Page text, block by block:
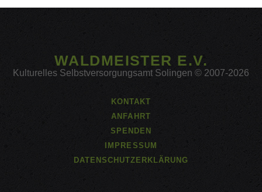
WALDMEISTER E.V.
Kulturelles Selbstversorgungsamt Solingen © 2007-2026
KONTAKT
ANFAHRT
SPENDEN
IMPRESSUM
DATENSCHUTZERKLÄRUNG